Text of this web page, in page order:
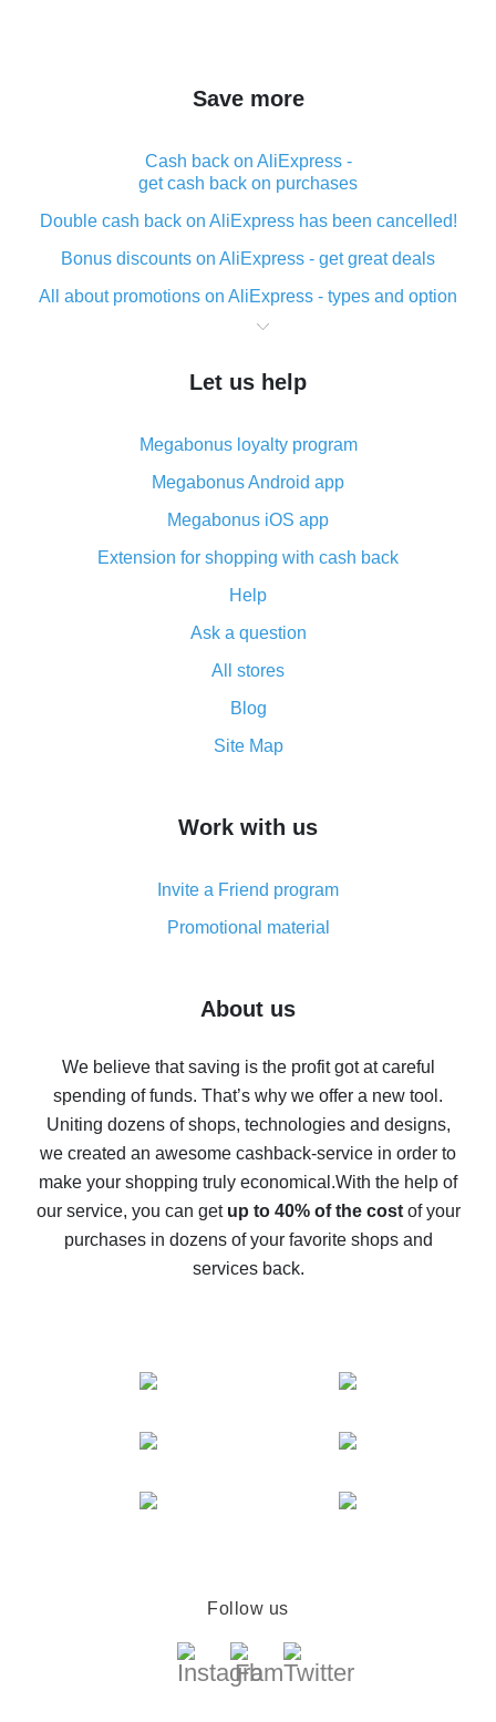
Save more
Cash back on AliExpress -
get cash back on purchases
Double cash back on AliExpress has been cancelled!
Bonus discounts on AliExpress - get great deals
All about promotions on AliExpress - types and option
What is cash back when making purchases on
The best place to download cash back for AliExpress
What is the AliExpress cash back plugin and what are
its advantages
Cash back from the AliExpress mobile app -
advantages of the plugin
Double cash back on AliExpress has been cancelled!
How to use cash back on AliExpress - short manual
All about how cash back works on AliExpress
and what it does
How to get the most cash back on AliExpress -
simple methods
8% cash back on AliExpress - saving real money is a
real thing
Five ways to get the most cash back on AliExpress
back
10% cash back on AliExpress - the impossible is
possible
The best cash back on AliExpress - how to find it
The best cash back service for AliExpress - let's
compare offers
Let us help
Megabonus loyalty program
Megabonus Android app
Megabonus iOS app
Extension for shopping with cash back
Help
Ask a question
All stores
Blog
Site Map
Work with us
Invite a Friend program
Promotional material
About us
We believe that saving is the profit got at careful
spending of funds. That’s why we offer a new tool.
Uniting dozens of shops, technologies and designs,
we created an awesome cashback-service in order to
make your shopping truly economical.With the help of
our service, you can get up to 40% of the costof your
purchases in dozens of your favorite shops and
services back.
Follow us